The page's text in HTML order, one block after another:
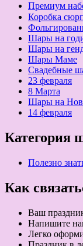
Премиум
Коробка
Шары на
Шары на
Шары Маме
Свадебные
23 февраля
8 Марта
Шары на
14 февраля
Категория
Полезно
Как
Ваш
Напишите
Легко